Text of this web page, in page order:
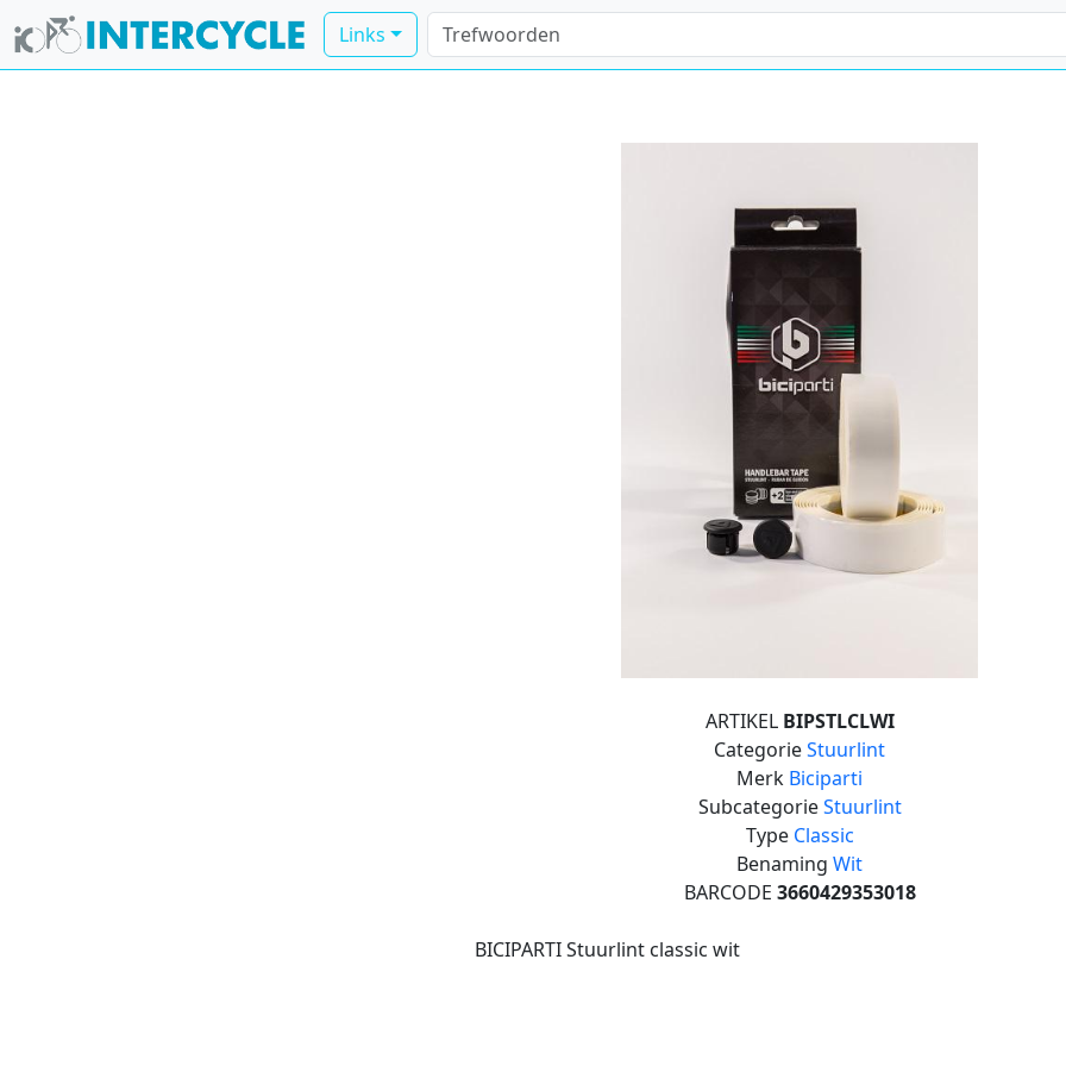
Links
ARTIKEL BIPSTLCLWI
CategorieStuurlint
Merk Biciparti
SubcategorieStuurlint
Type Classic
Benaming Wit
BARCODE 3660429353018
BICIPARTI Stuurlint classic wit